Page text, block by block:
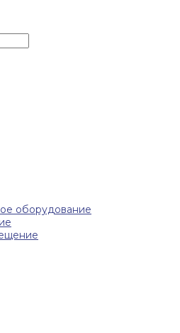
оборудование